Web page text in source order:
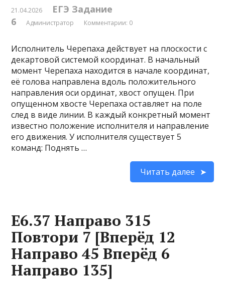
21.04.2026
ЕГЭ Задание
6
Администратор Комментарии: 0
Исполнитель Черепаха действует на плоскости с
декартовой системой координат. В начальный
момент Черепаха находится в начале координат,
её голова направлена вдоль положительного
направления оси ординат, хвост опущен. При
опущенном хвосте Черепаха оставляет на поле
след в виде линии. В каждый конкретный момент
известно положение исполнителя и направление
его движения. У исполнителя существует 5
команд: Поднять …
Читать далее
Е6.37 Направо 315
Повтори 7 [Вперёд 12
Направо 45 Вперёд 6
Направо 135]